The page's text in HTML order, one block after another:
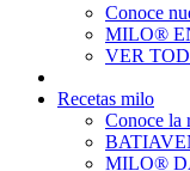
navigation
Conoce
MILO®
VER
Recetas milo
Conoce la
MILO®